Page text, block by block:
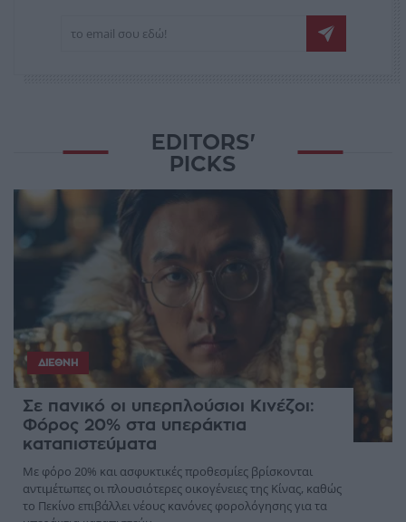
EDITORS'
PICKS
ΔΙΕΘΝΉ
Σε πανικό οι υπερπλούσιοι Κινέζοι:
Φόρος 20% στα υπεράκτια
καταπιστεύματα
Με φόρο 20% και ασφυκτικές προθεσμίες βρίσκονται
αντιμέτωπες οι πλουσιότερες οικογένειες της Κίνας, καθώς
το Πεκίνο επιβάλλει νέους κανόνες φορολόγησης για τα